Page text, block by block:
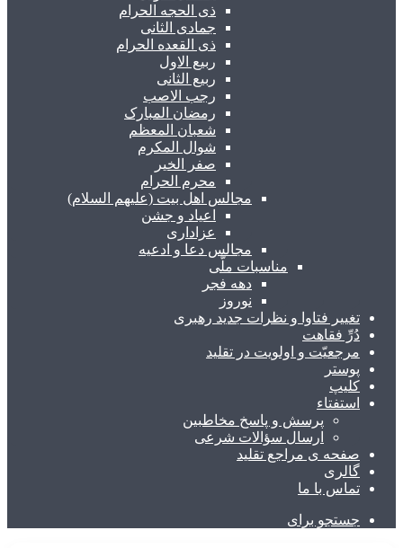
ذی الحجه الحرام
جمادی الثانی
ذی القعده الحرام
ربیع الاول
ربیع الثانی
رجب الاصب
رمضان المبارک
شعبان المعظم
شوال المکرم
صفر الخیر
محرم الحرام
مجالس اهل بیت (علیهم السلام)
اعیاد و جشن
عزاداری
مجالس دعا و ادعیه
مناسبات ملّی
دهه فجر
نوروز
تغییر فتاوا و نظرات جدید رهبری
دُرِّ فقاهت
مرجعیّت و اولویت در تقلید
پوستر
کلیپ
استفتاء
پرسش و پاسخ مخاطبین
ارسال سؤالات شرعی
صفحه ی مراجع تقلید
گالری
تماس با ما
جستجو برای